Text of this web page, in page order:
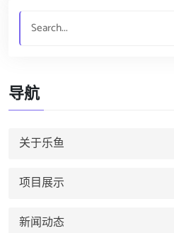
导航
关于乐鱼
项目展示
新闻动态